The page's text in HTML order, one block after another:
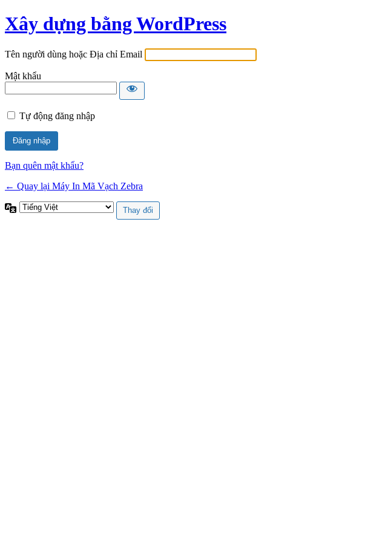
Xây dựng bằng WordPress
Tên người dùng hoặc Địa chỉ Email
Mật khẩu
Tự động đăng nhập
Bạn quên mật khẩu?
← Quay lại Máy In Mã Vạch Zebra
Ngôn